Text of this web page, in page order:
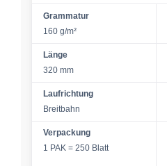
Grammatur
160 g/m²
Länge
320 mm
Laufrichtung
Breitbahn
Verpackung
1 PAK = 250 Blatt